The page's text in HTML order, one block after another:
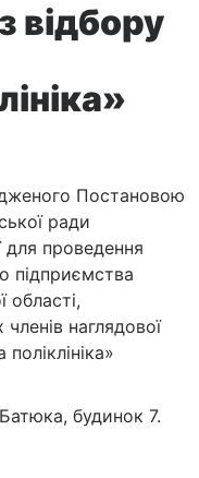
відбору
Постановою
ради
для проведення
підприємства
області,
наглядової
будинок 7.